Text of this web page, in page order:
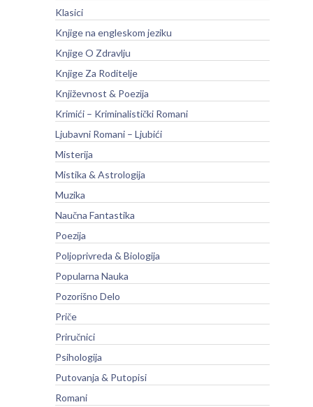
Klasici
Knjige na engleskom jeziku
Knjige O Zdravlju
Knjige Za Roditelje
Književnost & Poezija
Krimići – Kriminalistički Romani
Ljubavni Romani – Ljubići
Misterija
Mistika & Astrologija
Muzika
Naučna Fantastika
Poezija
Poljoprivreda & Biologija
Popularna Nauka
Pozorišno Delo
Priče
Priručnici
Psihologija
Putovanja & Putopisi
Romani